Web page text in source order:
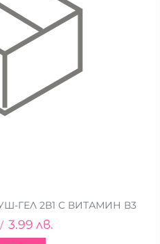
ГЕЛ 2В1 С ВИТАМИН В3
/ 3.99 лв.